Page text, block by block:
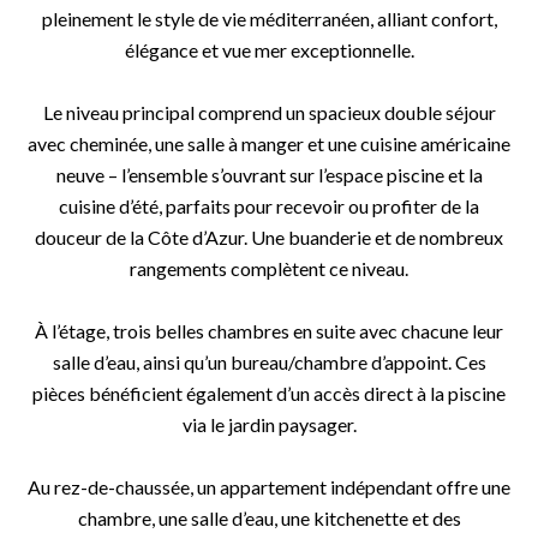
pleinement le style de vie méditerranéen, alliant confort,
élégance et vue mer exceptionnelle.
Le niveau principal comprend un spacieux double séjour
avec cheminée, une salle à manger et une cuisine américaine
neuve – l’ensemble s’ouvrant sur l’espace piscine et la
cuisine d’été, parfaits pour recevoir ou profiter de la
douceur de la Côte d’Azur. Une buanderie et de nombreux
rangements complètent ce niveau.
À l’étage, trois belles chambres en suite avec chacune leur
salle d’eau, ainsi qu’un bureau/chambre d’appoint. Ces
pièces bénéficient également d’un accès direct à la piscine
via le jardin paysager.
Au rez-de-chaussée, un appartement indépendant offre une
chambre, une salle d’eau, une kitchenette et des